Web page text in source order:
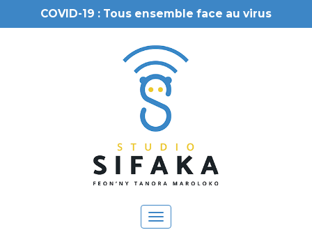
COVID-19 : Tous ensemble face au virus
Toggle
navigation